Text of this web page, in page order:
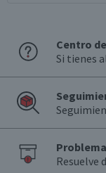
Centro
Si tienes
Resuelve